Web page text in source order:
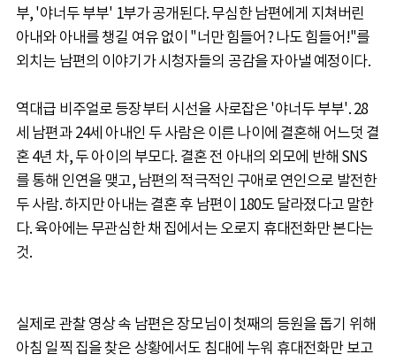
부, '야너두 부부' 1부가 공개된다. 무심한 남편에게 지쳐버린
아내와 아내를 챙길 여유 없이 "너만 힘들어? 나도 힘들어!"를
외치는 남편의 이야기가 시청자들의 공감을 자아낼 예정이다.
역대급 비주얼로 등장부터 시선을 사로잡은 '야너두 부부'. 28
세 남편과 24세 아내인 두 사람은 이른 나이에 결혼해 어느덧 결
혼 4년 차, 두 아이의 부모다. 결혼 전 아내의 외모에 반해 SNS
를 통해 인연을 맺고, 남편의 적극적인 구애로 연인으로 발전한
두 사람. 하지만 아내는 결혼 후 남편이 180도 달라졌다고 말한
다. 육아에는 무관심한 채 집에서는 오로지 휴대전화만 본다는
것.
실제로 관찰 영상 속 남편은 장모님이 첫째의 등원을 돕기 위해
아침 일찍 집을 찾은 상황에서도 침대에 누워 휴대전화만 보고